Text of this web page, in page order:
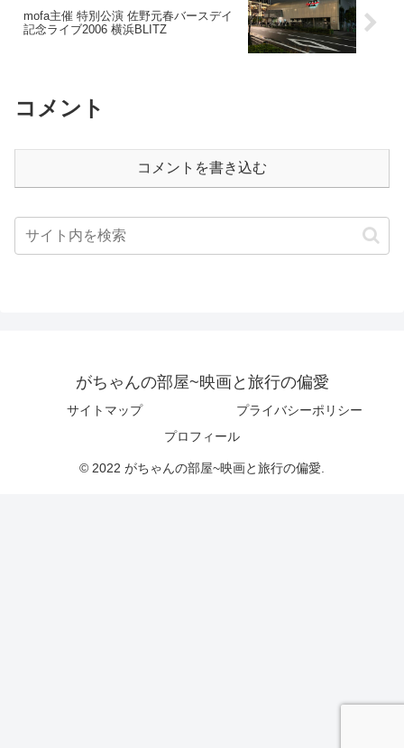
mofa主催 特別公演 佐野元春バースデイ
記念ライブ2006 横浜BLITZ
コメント
コメントを書き込む
がちゃんの部屋~映画と旅行の偏愛
サイトマップ
プライバシーポリシー
プロフィール
© 2022 がちゃんの部屋~映画と旅行の偏愛.